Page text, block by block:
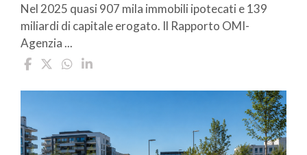
Nel 2025 quasi 907 mila immobili ipotecati e 139
miliardi di capitale erogato. Il Rapporto OMI-
Agenzia ...